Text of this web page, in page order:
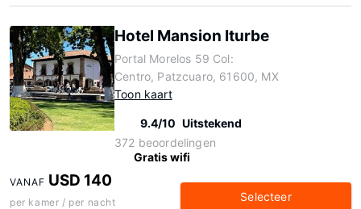
Hotel Mansion Iturbe
Portal Morelos 59 Col:
Centro, Patzcuaro, 61600, MX
Toon kaart
9.4/10 Uitstekend
372 beoordelingen
Gratis wifi
VANAF USD 140
per kamer / per nacht Selecteer